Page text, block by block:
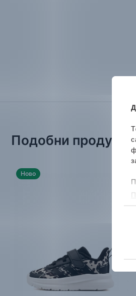
Подобни продукти
Ново